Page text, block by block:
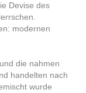
Devise des
modernen
die nahmen
handelten nach
wurde